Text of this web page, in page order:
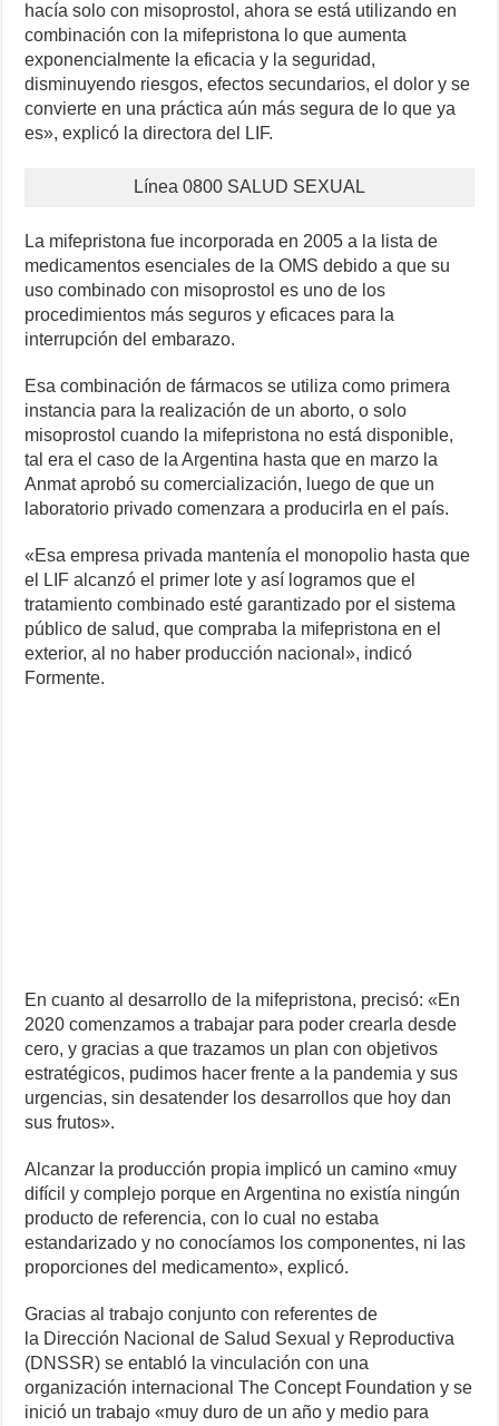
hacía solo con misoprostol, ahora se está utilizando en
combinación con la mifepristona lo que aumenta
exponencialmente la eficacia y la seguridad,
disminuyendo riesgos, efectos secundarios, el dolor y se
convierte en una práctica aún más segura de lo que ya
es», explicó la directora del LIF.
Línea 0800 SALUD SEXUAL
La mifepristona fue incorporada en 2005 a la lista de
medicamentos esenciales de la OMS debido a que su
uso combinado con misoprostol es uno de los
procedimientos más seguros y eficaces para la
interrupción del embarazo.
Esa combinación de fármacos se utiliza como primera
instancia para la realización de un aborto, o solo
misoprostol cuando la mifepristona no está disponible,
tal era el caso de la Argentina hasta que en marzo la
Anmat aprobó su comercialización, luego de que un
laboratorio privado comenzara a producirla en el país.
«Esa empresa privada mantenía el monopolio hasta que
el LIF alcanzó el primer lote y así logramos que el
tratamiento combinado esté garantizado por el sistema
público de salud, que compraba la mifepristona en el
exterior, al no haber producción nacional», indicó
Formente.
En cuanto al desarrollo de la mifepristona, precisó: «En
2020 comenzamos a trabajar para poder crearla desde
cero, y gracias a que trazamos un plan con objetivos
estratégicos, pudimos hacer frente a la pandemia y sus
urgencias, sin desatender los desarrollos que hoy dan
sus frutos».
Alcanzar la producción propia implicó un camino «muy
difícil y complejo porque en Argentina no existía ningún
producto de referencia, con lo cual no estaba
estandarizado y no conocíamos los componentes, ni las
proporciones del medicamento», explicó.
Gracias al trabajo conjunto con referentes de
la Dirección Nacional de Salud Sexual y Reproductiva
(DNSSR) se entabló la vinculación con una
organización internacional The Concept Foundation y se
inició un trabajo «muy duro de un año y medio para